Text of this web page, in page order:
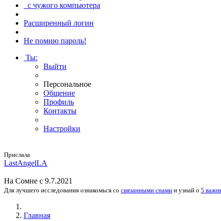
с чужого компьютера
Расширенный логин
Не помню пароль!
Ты:
Выйти
Персональное
Общение
Профиль
Контакты
Настройки
Прислала
Las­tAngel­LA
На Сомне с 9.7.2021
Для лучшего исследования ознакомься со связанными снами и узнай о 5
Главная